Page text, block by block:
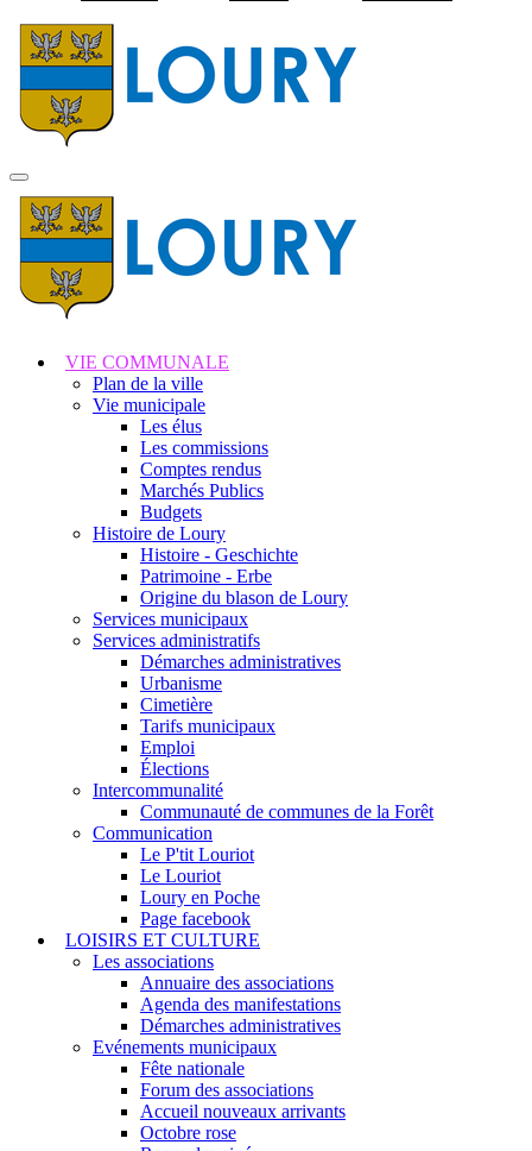
MENU
PRINCIPAL
VIE COMMUNALE
Plan de la ville
Vie municipale
Les élus
Les commissions
Comptes rendus
Marchés Publics
Budgets
Histoire de Loury
Histoire - Geschichte
Patrimoine - Erbe
Origine du blason de Loury
Services municipaux
Services administratifs
Démarches administratives
Urbanisme
Cimetière
Tarifs municipaux
Emploi
Élections
Intercommunalité
Communauté de communes de la Forêt
Communication
Le P'tit Louriot
Le Louriot
Loury en Poche
Page facebook
LOISIRS ET CULTURE
Les associations
Annuaire des associations
Agenda des manifestations
Démarches administratives
Evénements municipaux
Fête nationale
Forum des associations
Accueil nouveaux arrivants
Octobre rose